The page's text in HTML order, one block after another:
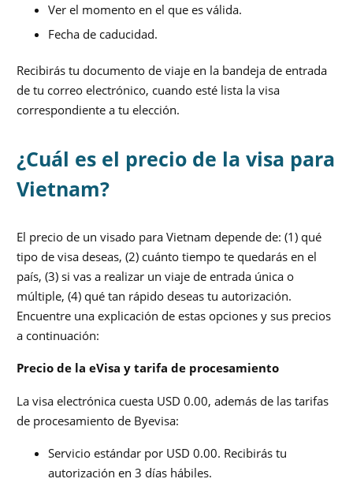
Ver el momento en el que es válida.
Fecha de caducidad.
Recibirás tu documento de viaje en la bandeja de entrada
de tu correo electrónico, cuando esté lista la visa
correspondiente a tu elección.
¿Cuál es el precio de la visa para
Vietnam?
El precio de un visado para Vietnam depende de: (1) qué
tipo de visa deseas, (2) cuánto tiempo te quedarás en el
país, (3) si vas a realizar un viaje de entrada única o
múltiple, (4) qué tan rápido deseas tu autorización.
Encuentre una explicación de estas opciones y sus precios
a continuación:
Precio de la eVisa y tarifa de procesamiento
La visa electrónica cuesta USD 0.00, además de las tarifas
de procesamiento de Byevisa:
Servicio estándar por USD 0.00. Recibirás tu
autorización en 3 días hábiles.